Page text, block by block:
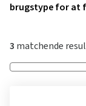
brugstype for at
3 matchende